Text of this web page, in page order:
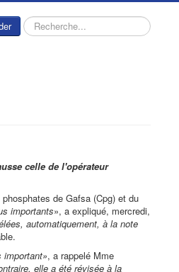
Rechercher
celle de l'opérateur
de Gafsa (Cpg) et du
importants», a expliqué, mercredi,
automatiquement, à la note
important», a rappelé Mme
elle a été révisée à la